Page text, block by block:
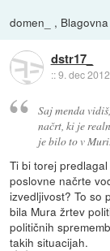
domen_ ,
dstr17_
::9. dec
Saj menda
načrt, ki je
je bilo to v Muri.
Ti bi torej
poslovne načrte
izvedljivost? To so
bila Mura žrtev
političnih
takih situacijah.